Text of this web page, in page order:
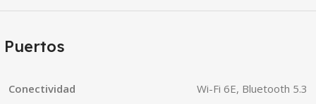
Puertos
Conectividad Wi-Fi 6E, Bluetooth 5.3